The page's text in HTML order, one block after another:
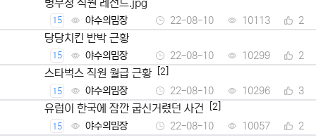
15 야수의밈장 22-08-10 10113 2
당당치킨 반박 근황
15 야수의밈장 22-08-10 10299 2
스타벅스 직원 월급 근황 [2]
15 야수의밈장 22-08-10 10296 3
유럽이 한국에 잠깐 굽신거렸던 사건 [2]
15 야수의밈장 22-08-10 10057 2